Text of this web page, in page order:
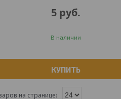
5 руб.
В наличии
КУПИТЬ